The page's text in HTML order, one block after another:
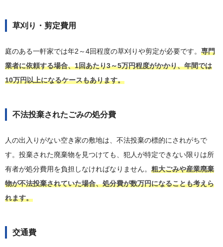
草刈り・剪定費用
庭のある一軒家では年2～4回程度の草刈りや剪定が必要です。 専門
業者に依頼する場合、1回あたり3～5万円程度がかかり、年間では
10万円以上になるケースもあります。
不法投棄されたごみの処分費
人の出入りがない空き家の敷地は、不法投棄の標的にされがちで
す。投棄された廃棄物を見つけても、犯人が特定できない限りは所
有者が処分費用を負担しなければなりません。 粗大ごみや産業廃棄
物が不法投棄されていた場合、処分費が数万円になることも考えら
れます。
交通費